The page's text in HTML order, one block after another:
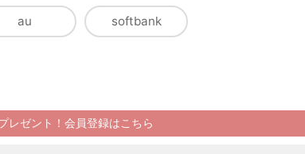
au softbank
レゼント！会員登録はこちら